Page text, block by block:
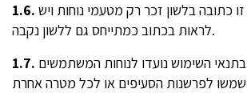
1.6.
לראות בכתוב כמתייחס גם ללשון נקבה.
1.7.